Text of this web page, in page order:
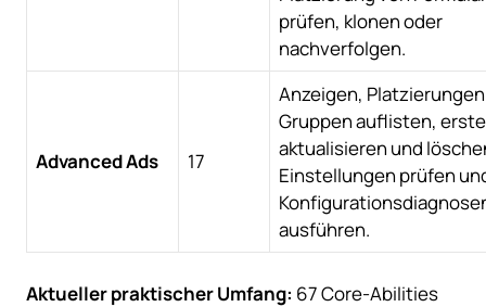
prüfen, klonen oder
nachverfolgen.
Advanced Ads 17
Anzeigen,
Gruppen auflisten,
aktualisieren und
Einstellungen prüfen
ausführen.
Aktueller praktischer Umfang: 67 Core-Abilities